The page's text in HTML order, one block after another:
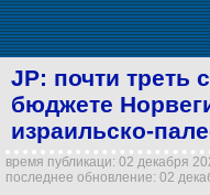
JP: почти треть
бюджете
израильско-
время публикаци: 02 декабря
последнее обновление: 02